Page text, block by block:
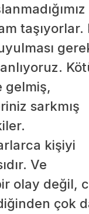
taşıyorlar.
gelmiş,
sarkmış
kişiyi
Ve
olay değil,
çok